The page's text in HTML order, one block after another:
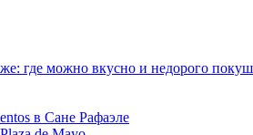
где можно вкусно и недорого
в Сане Рафаэле